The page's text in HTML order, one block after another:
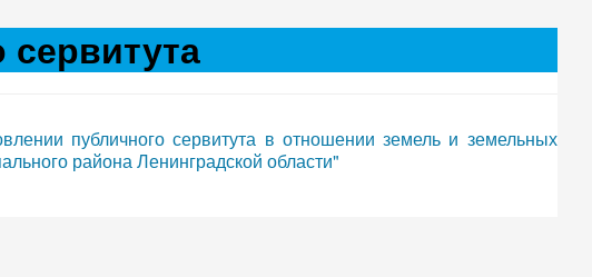
публичного сервитута в отношении земель и земельных
района Ленинградской области"